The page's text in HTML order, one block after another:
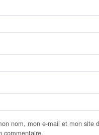
nom, mon e-mail et mon site
commentaire.